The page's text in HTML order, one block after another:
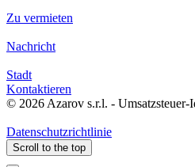
Zu vermieten
Nachricht
Stadt
Kontaktieren
© 2026 Azarov s.r.l. -
Datenschutzrichtlinie
Scroll to the top